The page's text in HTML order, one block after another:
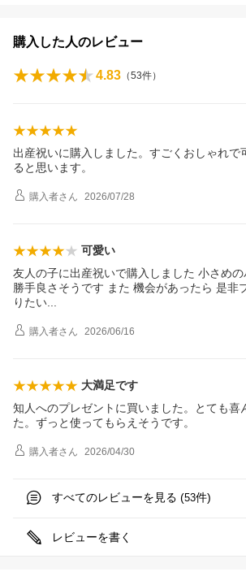
購入した人のレビュー
4.83 （53件）
出産祝いに購入しました。すごくおしゃれで
ると思います。
購入者さん 2026/07/28
可愛い
友人の子に出産祝いで購入しました 小さめ
勝手良さそうです また 機会があったら 是非
りたい
購入者さん 2026/06/16
大満足です
知人へのプレゼントに買いました。とても喜
た。ずっと使ってもらえそうです。
購入者さん 2026/04/30
すべてのレビューを見る (53件)
レビューを書く